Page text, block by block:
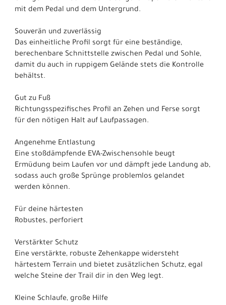
mit dem Pedal und dem Untergrund.
Souverän und zuverlässig
Das einheitliche Profil sorgt für eine beständige,
berechenbare Schnittstelle zwischen Pedal und Sohle,
damit du auch in ruppigem Gelände stets die Kontrolle
behältst.
Gut zu Fuß
Richtungsspezifisches Profil an Zehen und Ferse sorgt
für den nötigen Halt auf Laufpassagen.
Angenehme Entlastung
Eine stoßdämpfende EVA-Zwischensohle beugt
Ermüdung beim Laufen vor und dämpft jede Landung ab,
sodass auch große Sprünge problemlos gelandet
werden können.
Für deine härtesten
Robustes, perforiert
Verstärkter Schutz
Eine verstärkte, robuste Zehenkappe widersteht
härtestem Terrain und bietet zusätzlichen Schutz, egal
welche Steine der Trail dir in den Weg legt.
Kleine Schlaufe, große Hilfe